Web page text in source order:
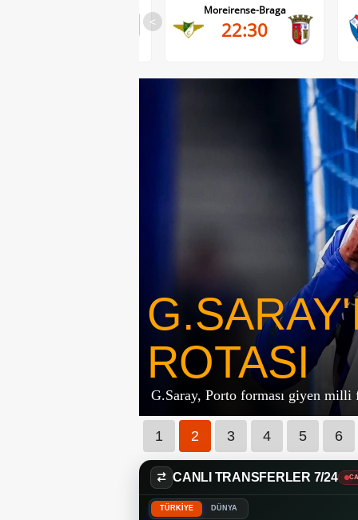
<
Moreirense-Braga
22:30
ROTASI
G.Saray, Porto forması giyen
1 2 3 4 5 6
CANLI TRANSFERLER 7/24
TÜRKİYE DÜNYA